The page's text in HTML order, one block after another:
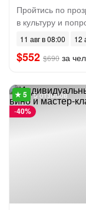
Пройтись по
в культуру и
11 авг в 08:00 12
$552 $690 за
-40%
5 отзывов